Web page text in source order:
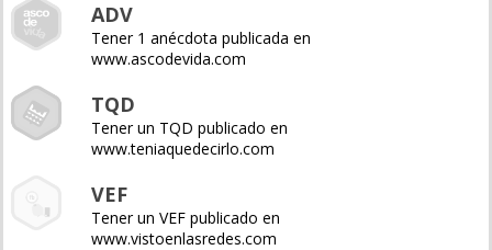
ADV
Tener 1 anécdota publicada en
www.ascodevida.com
TQD
Tener un TQD publicado en
www.teniaquedecirlo.com
VEF
Tener un VEF publicado en
www.vistoenlasredes.com